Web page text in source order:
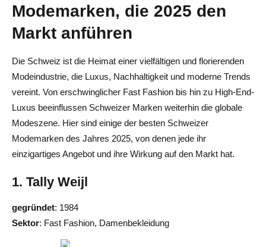
Modemarken, die 2025 den
Markt anführen
Die Schweiz ist die Heimat einer vielfältigen und florierenden
Modeindustrie, die Luxus, Nachhaltigkeit und moderne Trends
vereint. Von erschwinglicher Fast Fashion bis hin zu High-End-
Luxus beeinflussen Schweizer Marken weiterhin die globale
Modeszene. Hier sind einige der besten Schweizer
Modemarken des Jahres 2025, von denen jede ihr
einzigartiges Angebot und ihre Wirkung auf den Markt hat.
1. Tally Weijl
gegründet: 1984
Sektor: Fast Fashion, Damenbekleidung